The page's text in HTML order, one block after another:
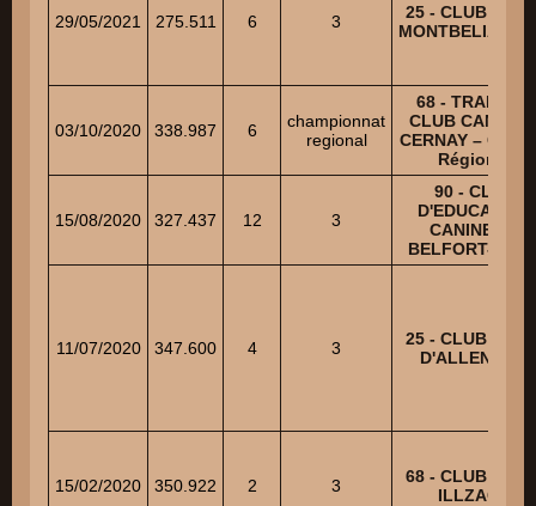
29/05/2021 275.511 6 3
25 - CLUB
03/10/2020 338.987 6
championnat
regional
68 - TRAINING
CLUB CANIN
CERNAY –
Régional
15/08/2020 327.437 12 3
90 - CLUB
D'EDUCATION
CANINE DE
BELFORT-
11/07/2020 347.600 4 3
25 - CLUB
D'ALLENJOIE
15/02/2020 350.922 2 3
68 - CLUB
ILLZACH